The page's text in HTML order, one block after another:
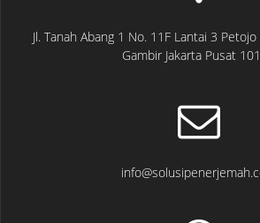
Jl. Tanah Abang 1 No. 11F Lantai 3
Gambir Jakarta Pusat